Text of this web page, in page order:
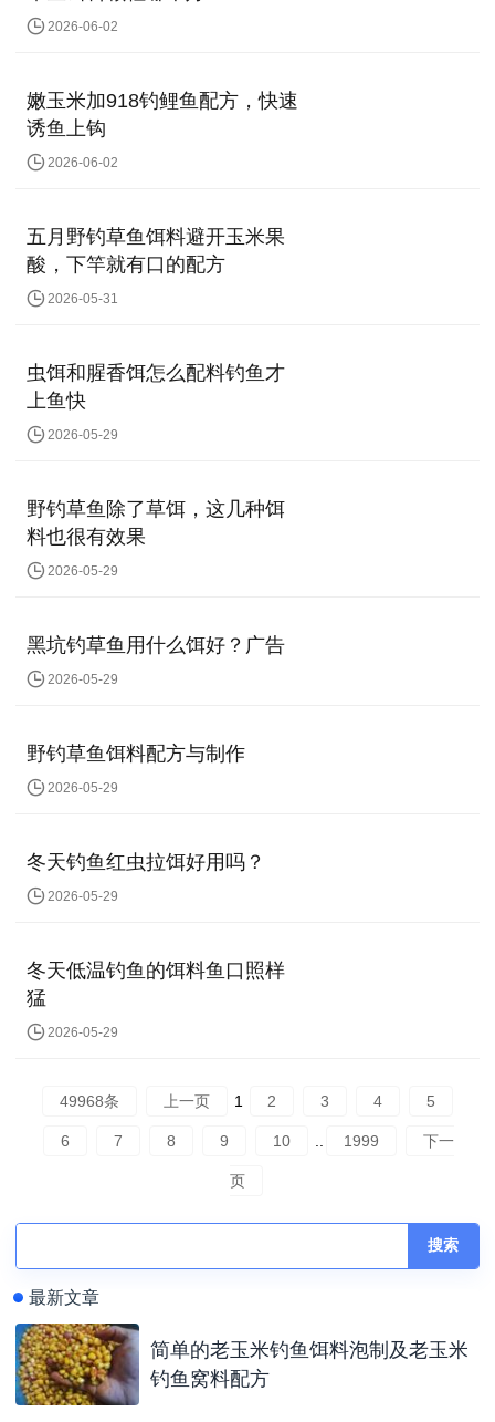
2026-06-02
嫩玉米加918钓鲤鱼配方，快速
诱鱼上钩
2026-06-02
五月野钓草鱼饵料避开玉米果
酸，下竿就有口的配方
2026-05-31
虫饵和腥香饵怎么配料钓鱼才
上鱼快
2026-05-29
野钓草鱼除了草饵，这几种饵
料也很有效果
2026-05-29
黑坑钓草鱼用什么饵好？广告
2026-05-29
野钓草鱼饵料配方与制作
2026-05-29
冬天钓鱼红虫拉饵好用吗？
2026-05-29
冬天低温钓鱼的饵料鱼口照样
猛
2026-05-29
49968条 上一页 1 2 3 4 5
6 7 8 9 10 1999 下一
页
搜索
最新文章
简单的老玉米钓鱼饵料泡制及老玉米
钓鱼窝料配方